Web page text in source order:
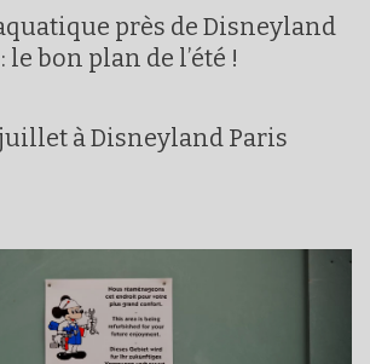
près de Disneyland
le bon plan de l’été !
juillet à Disneyland Paris